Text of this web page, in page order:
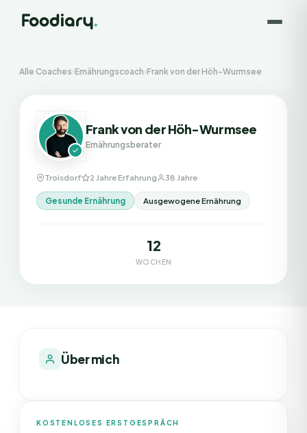
Alle Coaches›Ernährungscoach›Frank von der Höh-Wurmsee
Frank von der Höh-Wurmsee
Ernährungsberater
Troisdorf 2 Jahre Erfahrung 38 Jahre
Gesunde Ernährung Ausgewogene Ernährung
12
WOCHEN
Über mich
KOSTENLOSES ERSTGESPRÄCH